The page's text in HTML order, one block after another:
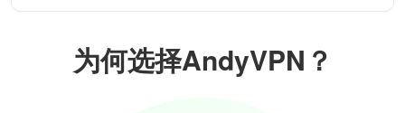
为何选择AndyVPN？